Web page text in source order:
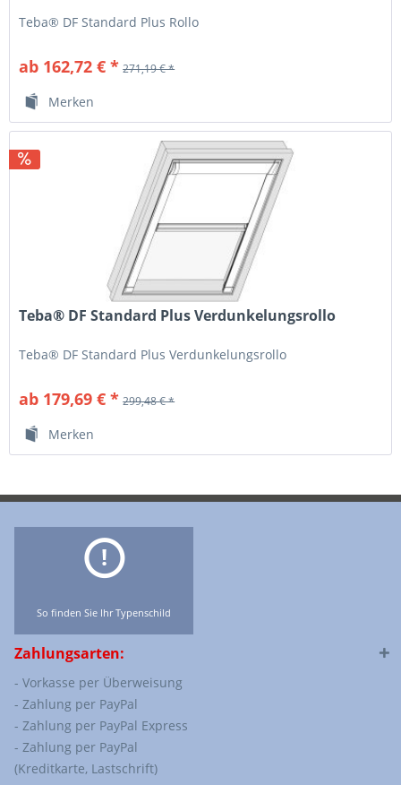
Teba® DF Standard Plus Rollo
ab 162,72 € * 271,19 € *
Merken
Teba® DF Standard Plus Verdunkelungsrollo
Teba® DF Standard Plus Verdunkelungsrollo
ab 179,69 € * 299,48 € *
Merken
So finden Sie Ihr Typenschild
Zahlungsarten:
- Vorkasse per Überweisung
- Zahlung per PayPal
- Zahlung per PayPal Express
- Zahlung per PayPal
(Kreditkarte, Lastschrift)